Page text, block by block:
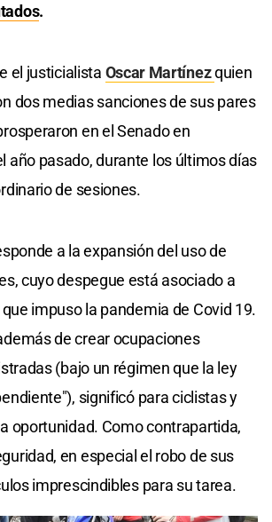
.
el justicialista Oscar Martínezquien
dos medias sanciones de sus pares
en el Senado en
año pasado, durante los últimos días
de sesiones.
a la expansión del uso de
cuyo despegue está asociado a
impuso la pandemia de Covid 19.
de crear ocupaciones
(bajo un régimen que la ley
significó para ciclistas y
oportunidad. Como contrapartida,
en especial el robo de sus
imprescindibles para su tarea.